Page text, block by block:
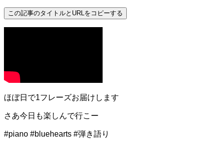
この記事のタイトルとURLをコピーする
ほぼ日で1フレーズお届けします
さあ今日も楽しんで行こー
#piano #bluehearts #弾き語り